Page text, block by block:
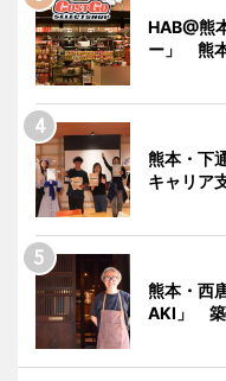
HAB@熊
ー」 熊
熊本・下
キャリア
熊本・西
AKI」 築